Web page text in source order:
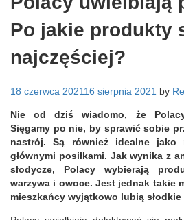
Po jakie produkty
najczęściej?
18 czerwca 202116 sierpnia 2021 by
Nie od dziś wiadomo, że
Sięgamy po nie, by sprawić sobie
nastrój. Są również idealne jako
głównymi posiłkami. Jak wynika z
słodycze, Polacy wybierają
warzywa i owoce. Jest jednak takie
mieszkańcy wyjątkowo lubią słodkie